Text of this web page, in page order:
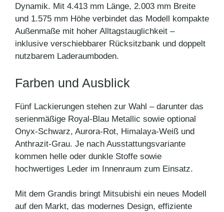
Dynamik. Mit 4.413 mm Länge, 2.003 mm Breite
und 1.575 mm Höhe verbindet das Modell kompakte
Außenmaße mit hoher Alltagstauglichkeit –
inklusive verschiebbarer Rücksitzbank und doppelt
nutzbarem Laderaumboden.
Farben und Ausblick
Fünf Lackierungen stehen zur Wahl – darunter das
serienmäßige Royal-Blau Metallic sowie optional
Onyx-Schwarz, Aurora-Rot, Himalaya-Weiß und
Anthrazit-Grau. Je nach Ausstattungsvariante
kommen helle oder dunkle Stoffe sowie
hochwertiges Leder im Innenraum zum Einsatz.
Mit dem Grandis bringt Mitsubishi ein neues Modell
auf den Markt, das modernes Design, effiziente